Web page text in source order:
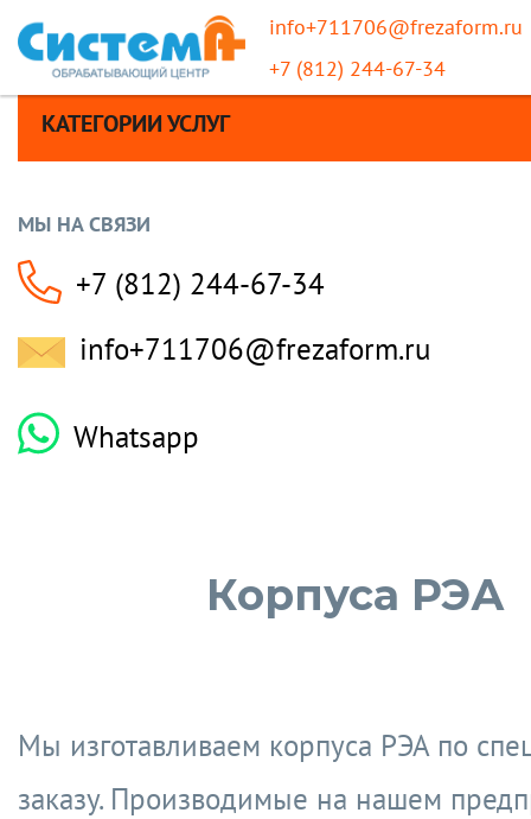
info+711706@frezaform.ru
+7 (812) 244-67-34
КАТЕГОРИИ УСЛУГ
МЫ НА СВЯЗИ
+7 (812) 244-67-34
info+711706@frezaform.ru
Whatsapp
Корпуса РЭА
Мы изготавливаем корпуса РЭА по
заказу. Производимые на нашем